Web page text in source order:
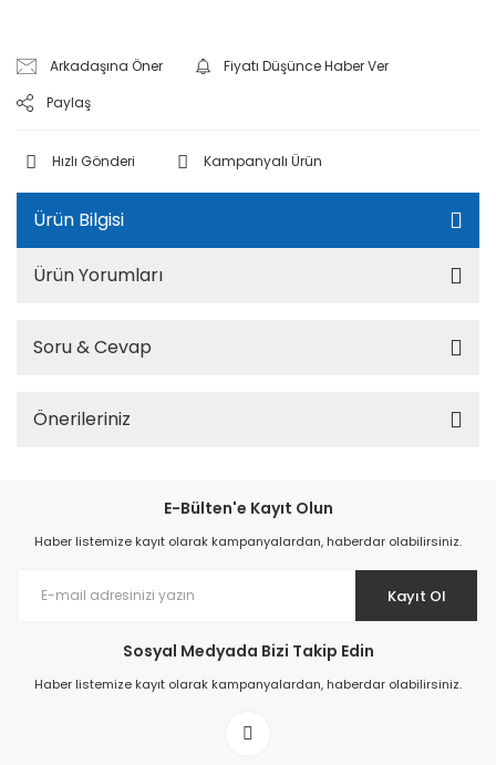
Arkadaşına Öner
Fiyatı Düşünce Haber Ver
Paylaş
Hızlı Gönderi Kampanyalı Ürün
Ürün Bilgisi
Ürün Yorumları
Soru & Cevap
Önerileriniz
E-Bülten'e Kayıt Olun
Haber listemize kayıt olarak kampanyalardan, haberdar olabilirsiniz.
Kayıt Ol
Sosyal Medyada Bizi Takip Edin
Haber listemize kayıt olarak kampanyalardan, haberdar olabilirsiniz.